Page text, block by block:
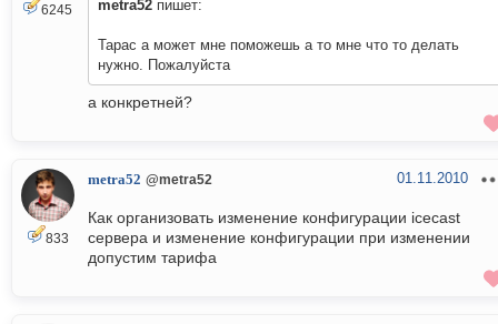
6245 metra52 пишет:
Тарас а может мне поможешь а то мне что то делать
нужно. Пожалуйста
а конкретней?
833
metra52 @metra52 01.11.2010
Как организовать изменение конфигурации icecast
сервера и изменение конфигурации при изменении
допустим тарифа